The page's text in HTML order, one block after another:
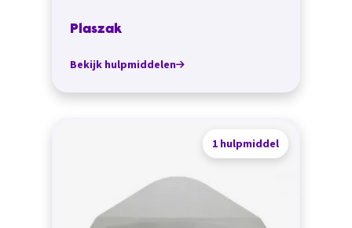
Plaszak
Bekijk hulpmiddelen
1 hulpmiddel